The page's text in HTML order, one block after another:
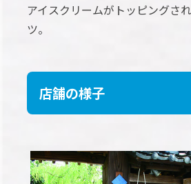
アイスクリームがトッピングさ
ツ。
店舗の様子